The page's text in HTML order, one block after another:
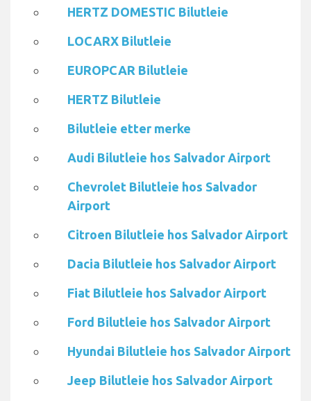
HERTZ DOMESTIC Bilutleie
LOCARX Bilutleie
EUROPCAR Bilutleie
HERTZ Bilutleie
Bilutleie etter merke
Audi Bilutleie hos Salvador Airport
Chevrolet Bilutleie hos Salvador
Airport
Citroen Bilutleie hos Salvador Airport
Dacia Bilutleie hos Salvador Airport
Fiat Bilutleie hos Salvador Airport
Ford Bilutleie hos Salvador Airport
Hyundai Bilutleie hos Salvador Airport
Jeep Bilutleie hos Salvador Airport